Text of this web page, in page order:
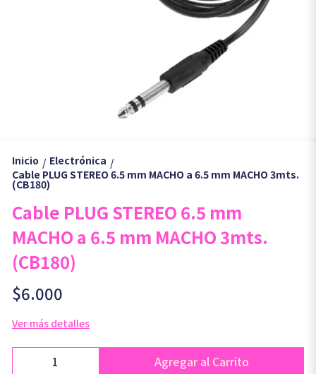
Inicio / Electrónica /
Cable PLUG STEREO 6.5 mm MACHO a 6.5 mm MACHO 3mts.
(CB180)
Cable PLUG STEREO 6.5 mm
MACHO a 6.5 mm MACHO 3mts.
(CB180)
$6.000
Ver más detalles
Agregar al Carrito